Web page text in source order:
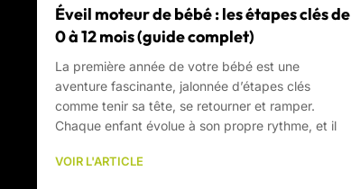
Éveil moteur de bébé : les étapes clés de
0 à 12 mois (guide complet)
La première année de votre bébé est une
aventure fascinante, jalonnée d’étapes clés
comme tenir sa tête, se retourner et ramper.
Chaque enfant évolue à son propre rythme, et il
VOIR L'ARTICLE